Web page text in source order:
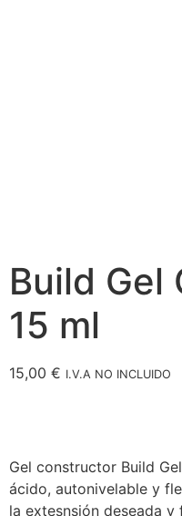
Build Gel
15 ml
15,00 € I.V.A NO INCLUIDO
Gel constructor Build
ácido, autonivelable y
la extesnsión deseada